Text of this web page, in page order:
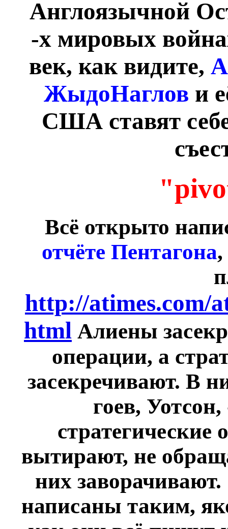
Англоязычной
-х мировых
век, как видите,
ЖыдоНаглов и
США ставят
Всё открыто
отчёте Пентагона
http://atimes.com/
html Алиены
операции, а
засекречивают. В
гоев,
вытирают, не
них
написаны таким,